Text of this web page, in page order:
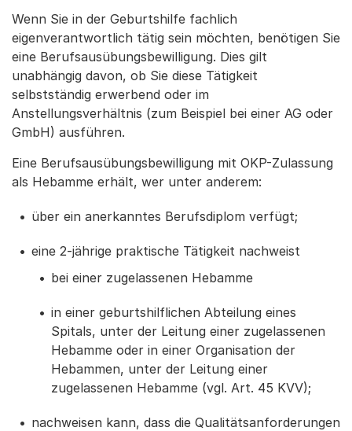
Wenn Sie in der Geburtshilfe fachlich
eigenverantwortlich tätig sein möchten, benötigen Sie
eine Berufsausübungsbewilligung. Dies gilt
unabhängig davon, ob Sie diese Tätigkeit
selbstständig erwerbend oder im
Anstellungsverhältnis (zum Beispiel bei einer AG oder
GmbH) ausführen.
Eine Berufsausübungsbewilligung mit OKP-Zulassung
als Hebamme erhält, wer unter anderem:
über ein anerkanntes Berufsdiplom verfügt;
eine 2-jährige praktische Tätigkeit nachweist
bei einer zugelassenen Hebamme
in einer geburtshilflichen Abteilung eines
Spitals, unter der Leitung einer zugelassenen
Hebamme oder in einer Organisation der
Hebammen, unter der Leitung einer
zugelassenen Hebamme (vgl. Art. 45 KVV);
nachweisen kann, dass die Qualitätsanforderungen